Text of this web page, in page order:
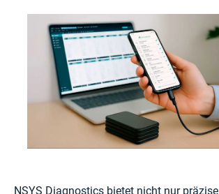
NSYS Diagnostics bietet nicht nur präzise